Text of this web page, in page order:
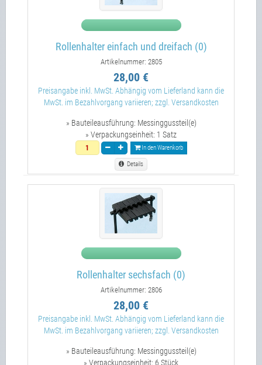
Rollenhalter einfach und dreifach (0)
Artikelnummer: 2805
28,00 €
Preisangabe inkl. MwSt. Abhängig vom Lieferland kann die
MwSt. im Bezahlvorgang variieren; zzgl. Versandkosten
» Bauteileausführung: Messinggussteil(e)
» Verpackungseinheit: 1 Satz
In den Warenkorb
Details
Rollenhalter sechsfach (0)
Artikelnummer: 2806
28,00 €
Preisangabe inkl. MwSt. Abhängig vom Lieferland kann die
MwSt. im Bezahlvorgang variieren; zzgl. Versandkosten
» Bauteileausführung: Messinggussteil(e)
» Verpackungseinheit: 6 Stück